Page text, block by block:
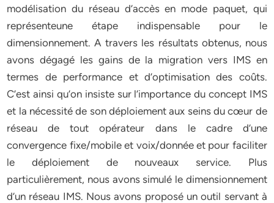
modélisation du réseau d’accès en mode paquet, qui
représenteune étape indispensable pour le
dimensionnement. A travers les résultats obtenus, nous
avons dégagé les gains de la migration vers IMS en
termes de performance et d’optimisation des coûts.
C’est ainsi qu’on insiste sur l’importance du concept IMS
et la nécessité de son déploiement aux seins du cœur de
réseau de tout opérateur dans le cadre d’une
convergence fixe/mobile et voix/donnée et pour faciliter
le déploiement de nouveaux service. Plus
particulièrement, nous avons simulé le dimensionnement
d’un réseau IMS. Nous avons proposé un outil servant à